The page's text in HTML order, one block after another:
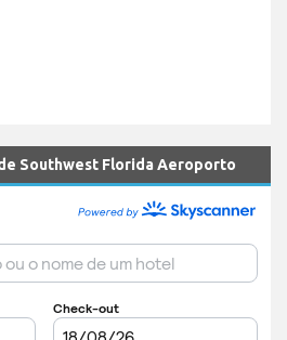
Southwest Florida Aeroporto